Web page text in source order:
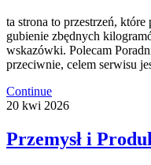
ta strona to przestrzeń,
gubienie zbędnych
wskazówki. Polecam
przeciwnie, celem serwisu
Continue
20 kwi 2026
Przemysł i